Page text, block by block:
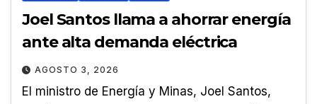
Joel Santos llama a ahorrar energía
ante alta demanda eléctrica
AGOSTO 3, 2026
El ministro de Energía y Minas, Joel Santos,